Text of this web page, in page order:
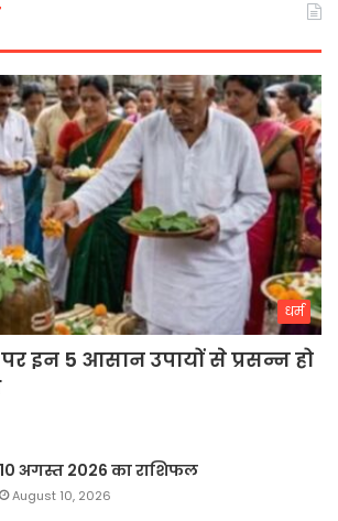
धर्म
पर इन 5 आसान उपायों से प्रसन्न हो
10 अगस्त 2026 का राशिफल
August 10, 2026